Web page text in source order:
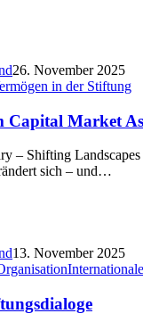
26. November 2025
in der Stiftung
Capital Market
– Shifting
sich – und…
13. November 2025